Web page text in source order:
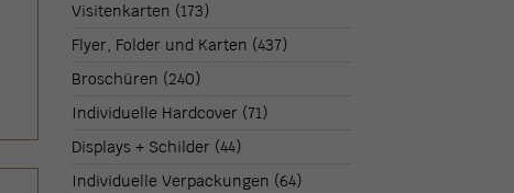
Visitenkarten (173)
Flyer, Folder und Karten (437)
Broschüren (240)
Individuelle Hardcover (71)
Displays + Schilder (44)
Individuelle Verpackungen (64)